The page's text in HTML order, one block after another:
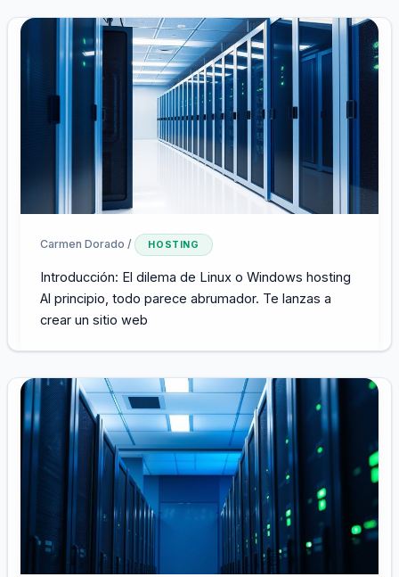
Carmen Dorado/ HOSTING
Introducción: El dilema de Linux o Windows hosting
Al principio, todo parece abrumador. Te lanzas a
crear un sitio web